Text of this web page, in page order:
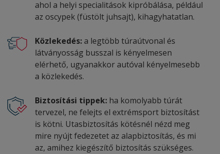
ahol a helyi specialitások kipróbálása, például
az oscypek (füstölt juhsajt), kihagyhatatlan.
Közlekedés:a legtöbb túraútvonal és
látványosság busszal is kényelmesen
elérhető, ugyanakkor autóval kényelmesebb
a közlekedés.
Biztosítási tippek: ha komolyabb túrát
tervezel, ne felejts el extrémsport biztosítást
is kötni. Utasbiztosítás kötésnél nézd meg
mire nyújt fedezetet az alapbiztosítás, és mi
az, amihez kiegészítő biztosítás szükséges.